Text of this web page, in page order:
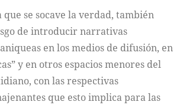
que se socave la verdad, también
de introducir narrativas
en los medios de difusión, en
y en otros espacios menores del
con las respectivas
que esto implica para las